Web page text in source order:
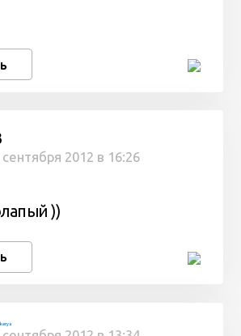
сентября 2012 в 16:26
))